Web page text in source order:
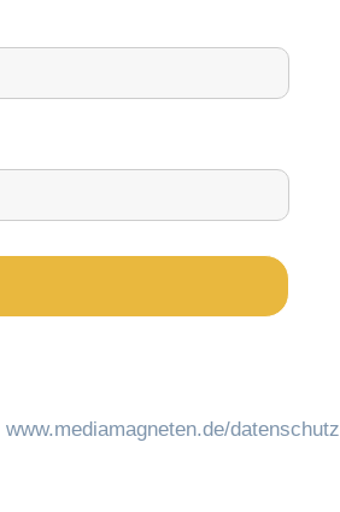
www.mediamagneten.de/datenschutz